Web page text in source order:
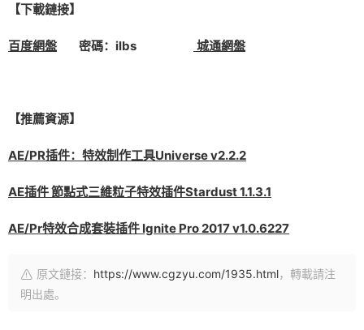
【下載鏈接】
百度網盤 密碼：ilbs 城通網盤
【推薦資源】
AE/PR插件：特效制作工具Universe v2.2.2
AE插件 節點式三維粒子特效插件Stardust 1.1.3.1
AE/Pr特效合成套裝插件 Ignite Pro 2017 v1.0.6227
原文鏈接： https://www.cgzyu.com/1935.html，轉載請注
明出處。